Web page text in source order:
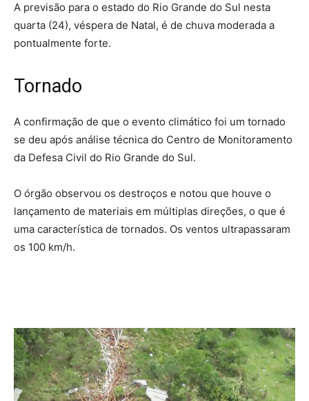
A previsão para o estado do Rio Grande do Sul nesta
quarta (24), véspera de Natal, é de chuva moderada a
pontualmente forte.
Tornado
A confirmação de que o evento climático foi um tornado
se deu após análise técnica do Centro de Monitoramento
da Defesa Civil do Rio Grande do Sul.
O órgão observou os destroços e notou que houve o
lançamento de materiais em múltiplas direções, o que é
uma característica de tornados. Os ventos ultrapassaram
os 100 km/h.